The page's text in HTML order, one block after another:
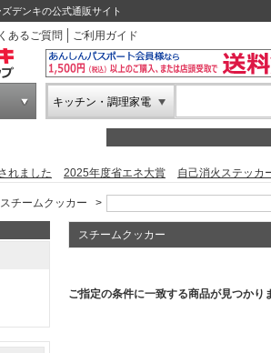
デンキの公式通販サイト
あるご質問 ご利用ガイド
キッチン・調理家電
れました 2025年度省エネ大賞 自己消火ステッカ
スチームクッカー >
スチームクッカー
ご指定の条件に一致する商品が見つかり